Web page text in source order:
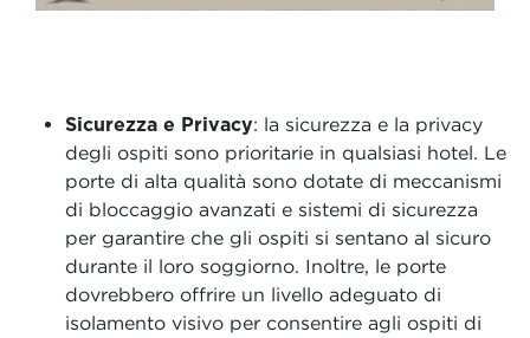
Sicurezza e Privacy: la sicurezza e la privacy
degli ospiti sono prioritarie in qualsiasi hotel. Le
porte di alta qualità sono dotate di meccanismi
di bloccaggio avanzati e sistemi di sicurezza
per garantire che gli ospiti si sentano al sicuro
durante il loro soggiorno. Inoltre, le porte
dovrebbero offrire un livello adeguato di
isolamento visivo per consentire agli ospiti di